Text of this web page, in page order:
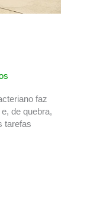
faz
de quebra,
tarefas